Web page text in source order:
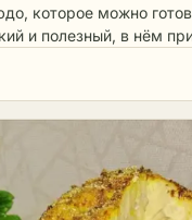
которое можно
и полезный, в нём